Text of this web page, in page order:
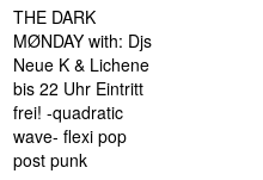
THE DARK
MØNDAY with: Djs
Neue K & Lichene
bis 22 Uhr Eintritt
frei! -quadratic
wave- flexi pop
post punk